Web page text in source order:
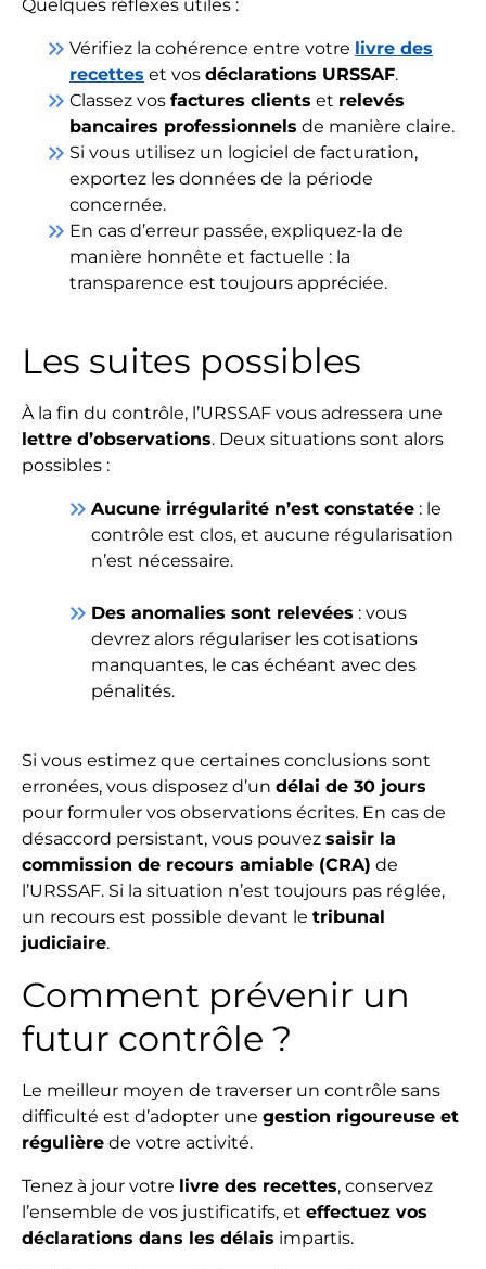
Quelques réflexes utiles :
keyboard_double_arrow_right Vérifiez la cohérence entre votre livre des
recettes et vos déclarations URSSAF.
keyboard_double_arrow_right Classez vos factures clients et relevés
bancaires professionnels de manière claire.
keyboard_double_arrow_right Si vous utilisez un logiciel de facturation,
exportez les données de la période
concernée.
keyboard_double_arrow_right En cas d’erreur passée, expliquez-la de
manière honnête et factuelle : la
transparence est toujours appréciée.
Les suites possibles
À la fin du contrôle, l’URSSAF vous adressera une
lettre d’observations. Deux situations sont alors
possibles :
keyboard_double_arrow_right Aucune irrégularité n’est constatée : le
contrôle est clos, et aucune régularisation
n’est nécessaire.
keyboard_double_arrow_right Des anomalies sont relevées : vous
devrez alors régulariser les cotisations
manquantes, le cas échéant avec des
pénalités.
Si vous estimez que certaines conclusions sont
erronées, vous disposez d’un délai de 30 jours
pour formuler vos observations écrites. En cas de
désaccord persistant, vous pouvez saisir la
commission de recours amiable (CRA) de
l’URSSAF. Si la situation n’est toujours pas réglée,
un recours est possible devant le tribunal
judiciaire.
Comment prévenir un
futur contrôle ?
Le meilleur moyen de traverser un contrôle sans
difficulté est d’adopter une gestion rigoureuse et
régulière de votre activité.
Tenez à jour votre livre des recettes, conservez
l’ensemble de vos justificatifs, et effectuez vos
déclarations dans les délais impartis.